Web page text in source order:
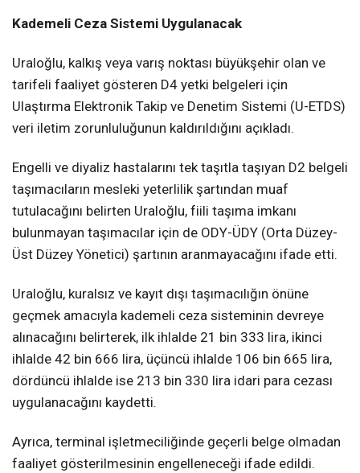
Kademeli Ceza Sistemi Uygulanacak
Uraloğlu, kalkış veya varış noktası büyükşehir olan ve
tarifeli faaliyet gösteren D4 yetki belgeleri için
Ulaştırma Elektronik Takip ve Denetim Sistemi (U-ETDS)
veri iletim zorunluluğunun kaldırıldığını açıkladı.
Engelli ve diyaliz hastalarını tek taşıtla taşıyan D2 belgeli
taşımacıların mesleki yeterlilik şartından muaf
tutulacağını belirten Uraloğlu, fiili taşıma imkanı
bulunmayan taşımacılar için de ODY-ÜDY (Orta Düzey-
Üst Düzey Yönetici) şartının aranmayacağını ifade etti.
Uraloğlu, kuralsız ve kayıt dışı taşımacılığın önüne
geçmek amacıyla kademeli ceza sisteminin devreye
alınacağını belirterek, ilk ihlalde 21 bin 333 lira, ikinci
ihlalde 42 bin 666 lira, üçüncü ihlalde 106 bin 665 lira,
dördüncü ihlalde ise 213 bin 330 lira idari para cezası
uygulanacağını kaydetti.
Ayrıca, terminal işletmeciliğinde geçerli belge olmadan
faaliyet gösterilmesinin engelleneceği ifade edildi.